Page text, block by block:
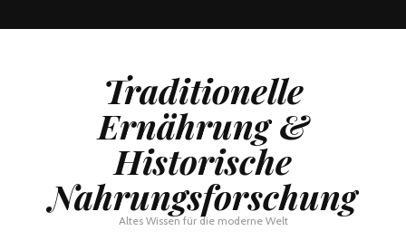
Traditionelle
Ernährung &
Historische
Nahrungsforschung
Altes Wissen für die moderne Welt